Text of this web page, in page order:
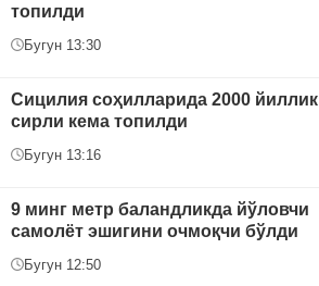
топилди
Бугун 13:30
Сицилия соҳилларида 2000 йиллик
сирли кема топилди
Бугун 13:16
9 минг метр баландликда йўловчи
самолёт эшигини очмоқчи бўлди
Бугун 12:50